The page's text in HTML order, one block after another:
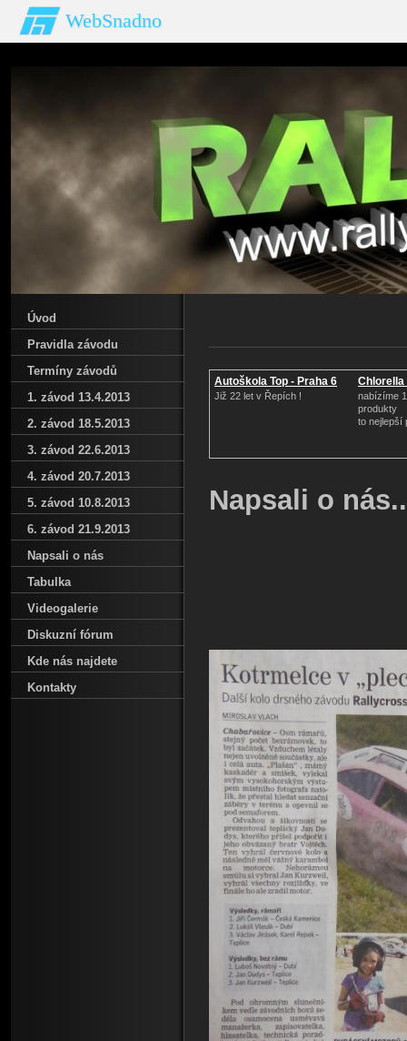
WebSnadno
Autoškola Top - Praha 6
Již 22 let v Řepích !
nabízíme
produkty
to nejlepší
Napsali o
Úvod
Pravidla závodu
Termíny závodů
1. závod 13.4.2013
2. závod 18.5.2013
3. závod 22.6.2013
4. závod 20.7.2013
5. závod 10.8.2013
6. závod 21.9.2013
Napsali o nás
Tabulka
Videogalerie
Diskuzní fórum
Kde nás najdete
Kontakty